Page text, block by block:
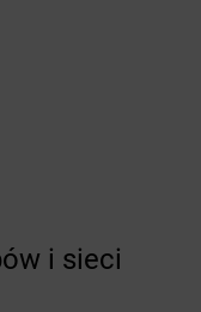
i sieci